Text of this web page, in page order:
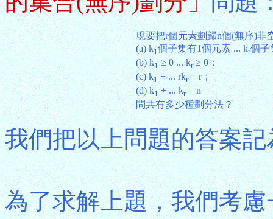
現要把r個元素劃歸n個(無序)非
(a) k1個子集有1個元素 ... kr個子
(b) k1≥ 0 ... kr≥ 0；
(c) k1+ ... rkr= r；
(d) k1+ ... kr= n
問共有多少種劃分法？
我們把以上問題的答案記
為了求解上題，我們考